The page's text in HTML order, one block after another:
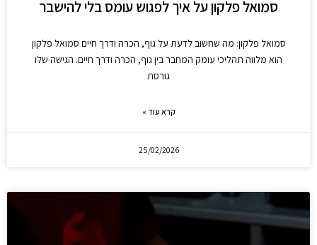
סמואל פלקון על איך לפגוש עומס בלי להישבר
סמואל פלקון: מה שחשוב לדעת על גוף, הכרה ודרך חיים סמואל פלקון
הוא מלווה תהליכי עומק המחבר בין גוף, הכרה ודרך חיים. הגישה שלו
גורסת
קרא עוד »
25/02/2026